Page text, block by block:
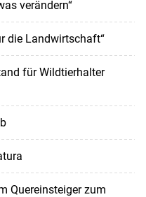
verändern“
die Landwirtschaft“
für Wildtierhalter
Quereinsteiger zum